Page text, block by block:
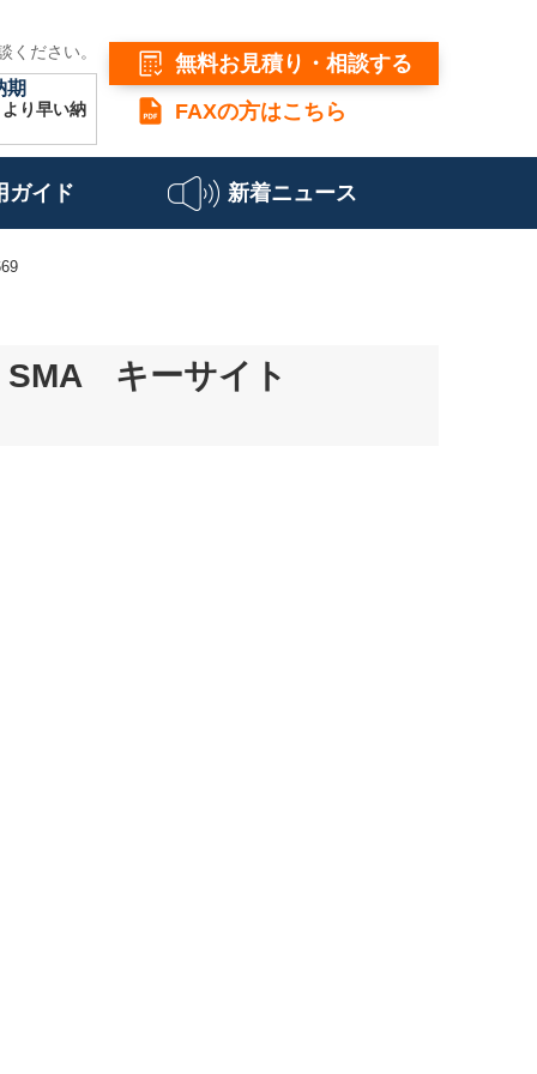
ださい。
期
り早い納
無料お見積り・相談する
FAXの方はこちら
ガイド 新着ニュース
SMA キーサイト